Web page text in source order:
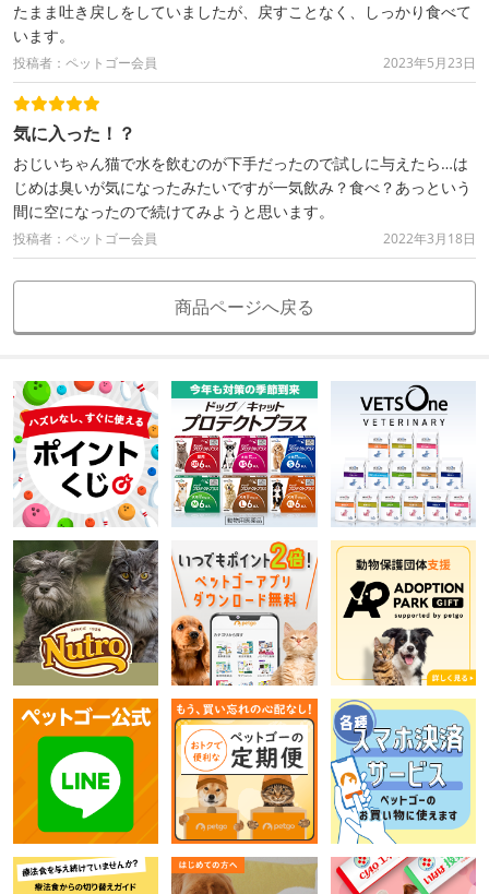
たまま吐き戻しをしていましたが、戻すことなく、しっかり食べて
います。
投稿者：ペットゴー会員 2023年5月23日
気に入った！？
おじいちゃん猫で水を飲むのが下手だったので試しに与えたら…は
じめは臭いが気になったみたいですが一気飲み？食べ？あっという
間に空になったので続けてみようと思います。
投稿者：ペットゴー会員 2022年3月18日
商品ページへ戻る